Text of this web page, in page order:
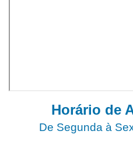
Horário de
De Segunda à